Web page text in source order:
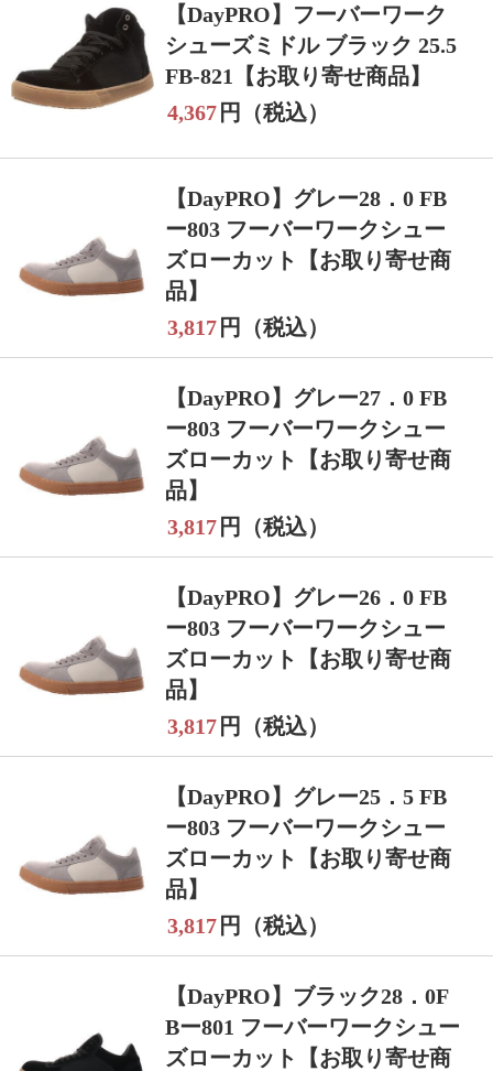
【DayPRO】フーバーワーク
シューズミドル ブラック 25.5
FB-821【お取り寄せ商品】
4,367 円（税込）
【DayPRO】グレー28．0 FB
ー803 フーバーワークシュー
ズローカット【お取り寄せ商
品】
3,817 円（税込）
【DayPRO】グレー27．0 FB
ー803 フーバーワークシュー
ズローカット【お取り寄せ商
品】
3,817 円（税込）
【DayPRO】グレー26．0 FB
ー803 フーバーワークシュー
ズローカット【お取り寄せ商
品】
3,817 円（税込）
【DayPRO】グレー25．5 FB
ー803 フーバーワークシュー
ズローカット【お取り寄せ商
品】
3,817 円（税込）
【DayPRO】ブラック28．0F
Bー801 フーバーワークシュー
ズローカット【お取り寄せ商